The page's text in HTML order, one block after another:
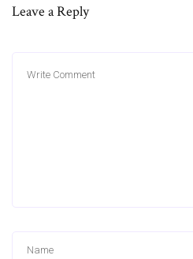
Leave a Reply